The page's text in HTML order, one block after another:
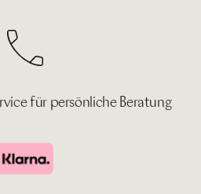
für persönliche Beratung